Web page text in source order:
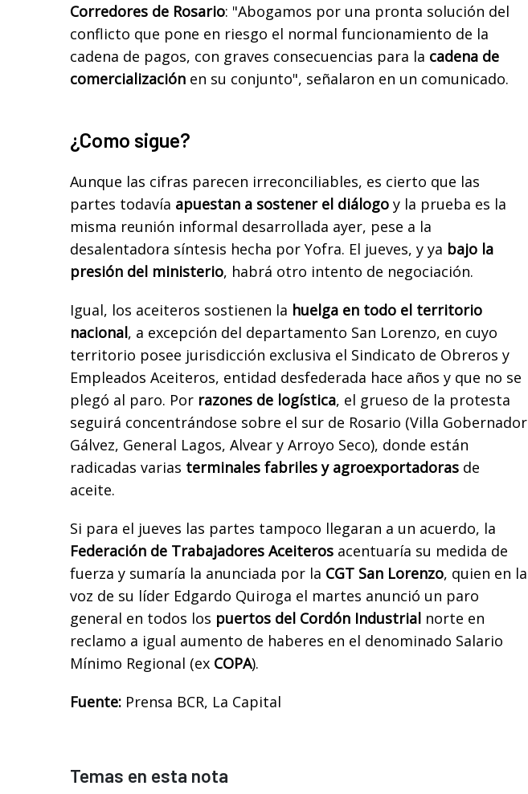
Corredores de Rosario: "Abogamos por una pronta solución del
conflicto que pone en riesgo el normal funcionamiento de la
cadena de pagos, con graves consecuencias para la cadena de
comercialización en su conjunto", señalaron en un comunicado.
¿Como sigue?
Aunque las cifras parecen irreconciliables, es cierto que las
partes todavía apuestan a sostener el diálogo y la prueba es la
misma reunión informal desarrollada ayer, pese a la
desalentadora síntesis hecha por Yofra. El jueves, y ya bajo la
presión del ministerio, habrá otro intento de negociación.
Igual, los aceiteros sostienen la huelga en todo el territorio
nacional, a excepción del departamento San Lorenzo, en cuyo
territorio posee jurisdicción exclusiva el Sindicato de Obreros y
Empleados Aceiteros, entidad desfederada hace años y que no se
plegó al paro. Por razones de logística, el grueso de la protesta
seguirá concentrándose sobre el sur de Rosario (Villa Gobernador
Gálvez, General Lagos, Alvear y Arroyo Seco), donde están
radicadas varias terminales fabriles y agroexportadoras de
aceite.
Si para el jueves las partes tampoco llegaran a un acuerdo, la
Federación de Trabajadores Aceiteros acentuaría su medida de
fuerza y sumaría la anunciada por la CGT San Lorenzo, quien en la
voz de su líder Edgardo Quiroga el martes anunció un paro
general en todos los puertos del Cordón Industrial norte en
reclamo a igual aumento de haberes en el denominado Salario
Mínimo Regional (ex COPA).
Fuente: Prensa BCR, La Capital
Temas en esta nota